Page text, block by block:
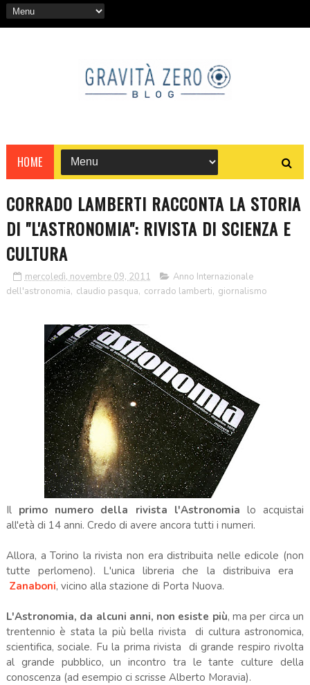
HOME
CORRADO LAMBERTI RACCONTA LA STORIA
DI "L'ASTRONOMIA": RIVISTA DI SCIENZA E
CULTURA
mercoledì, novembre 09, 2011
Anno Internazionale
dell'astronomia, claudio pasqua, corrado lamberti, giornalismo
Il primo numero della rivista l'Astronomia lo acquistai
all'età di 14 anni. Credo di avere ancora tutti i numeri.
Allora, a Torino la rivista non era distribuita nelle edicole (non
tutte perlomeno). L'unica libreria che la distribuiva era
Zanaboni, vicino alla stazione di Porta Nuova.
L'Astronomia, da alcuni anni, non esiste più, ma per circa un
trentennio è stata la più bella rivista di cultura astronomica,
scientifica, sociale. Fu la prima rivista di grande respiro rivolta
al grande pubblico, un incontro tra le tante culture della
conoscenza (ad esempio ci scrisse Alberto Moravia).